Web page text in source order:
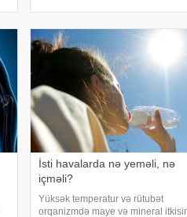
qorunma
İsti havalarda nə yeməli, nə
içməli?
Yüksək temperatur və rütubət
orqanizmdə maye və mineral